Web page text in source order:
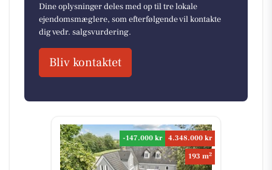
Dine oplysninger deles med op til tre lokale
ejendomsmæglere, som efterfølgende vil kontakte
dig vedr. salgsvurdering.
Bliv kontaktet
-147.000 kr
4.348.000 kr
193 m2